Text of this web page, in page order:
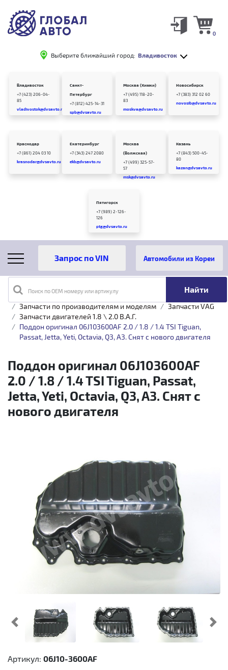
Выберите ближайший город: Владивосток
0
Владивосток
+7 (423) 206-04-
85
vladivostok@dvsavto.ru
Санкт-
Петербург
+7 (812) 425-14-31
spb@dvsavto.ru
Москва (Химки)
+7 (495) 118-20-
83
moskva@dvsavto.ru
Новосибирск
+7 (383) 312 02 60
novosib@dvsavto.ru
Краснодар
+7 (861) 204 03 10
krasnodar@dvsavto.ru
Екатеринбург
+7 (343) 247 2080
ekb@dvsavto.ru
Москва
(Волжская)
+7 (499) 325-57-
57
msk@dvsavto.ru
Казань
+7 (843) 500-45-
80
kazan@dvsavto.ru
Пятигорск
+7 (989) 2-126-
126
ptg@dvsavto.ru
Поиск по OEM номеру или артикулу
Автомобили из Кореи
Главная
Каталог товаров
Запчасти по производителям и моделям
Запчасти VAG
Запчасти двигателей 1.8 \ 2.0 B.A.Г.
Поддон оригинал 06J103600AF 2.0 / 1.8 / 1.4 TSI Tiguan,
Passat, Jetta, Yeti, Octavia, Q3, A3. Снят с нового двигателя
Поддон оригинал 06J103600AF
2.0 / 1.8 / 1.4 TSI Tiguan, Passat,
Jetta, Yeti, Octavia, Q3, A3. Снят с
нового двигателя
Предыдущий
Артикул: 06J10-3600AF